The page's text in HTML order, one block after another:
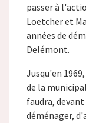
passer à
Loetcher et
années de
Delémont.
Jusqu'en
de la
faudra,
déménager,